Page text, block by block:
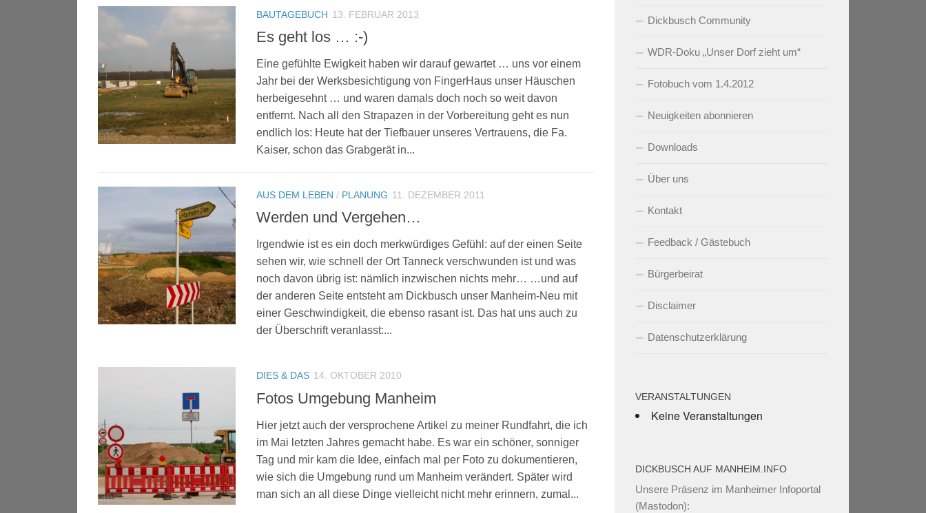
BAUTAGEBUCH 13. FEBRUAR 2013
Es geht los … :-)
Eine gefühlte Ewigkeit haben wir darauf gewartet … uns vor einem
Jahr bei der Werksbesichtigung von FingerHaus unser Häuschen
herbeigesehnt … und waren damals doch noch so weit davon
entfernt. Nach all den Strapazen in der Vorbereitung geht es nun
endlich los: Heute hat der Tiefbauer unseres Vertrauens, die Fa.
Kaiser, schon das Grabgerät in...
AUS DEM LEBEN / PLANUNG 11. DEZEMBER 2011
Werden und Vergehen…
Irgendwie ist es ein doch merkwürdiges Gefühl: auf der einen Seite
sehen wir, wie schnell der Ort Tanneck verschwunden ist und was
noch davon übrig ist: nämlich inzwischen nichts mehr… …und auf
der anderen Seite entsteht am Dickbusch unser Manheim-Neu mit
einer Geschwindigkeit, die ebenso rasant ist. Das hat uns auch zu
der Überschrift veranlasst:...
DIES & DAS 14. OKTOBER 2010
Fotos Umgebung Manheim
Hier jetzt auch der versprochene Artikel zu meiner Rundfahrt, die ich
im Mai letzten Jahres gemacht habe. Es war ein schöner, sonniger
Tag und mir kam die Idee, einfach mal per Foto zu dokumentieren,
wie sich die Umgebung rund um Manheim verändert. Später wird
man sich an all diese Dinge vielleicht nicht mehr erinnern, zumal...
Dickbusch Community
WDR-Doku „Unser Dorf zieht um“
Fotobuch vom 1.4.2012
Neuigkeiten abonnieren
Downloads
Über uns
Kontakt
Feedback / Gästebuch
Bürgerbeirat
Disclaimer
Datenschutzerklärung
VERANSTALTUNGEN
Keine Veranstaltungen
DICKBUSCH AUF MANHEIM.INFO
Unsere Präsenz im Manheimer Infoportal
(Mastodon):